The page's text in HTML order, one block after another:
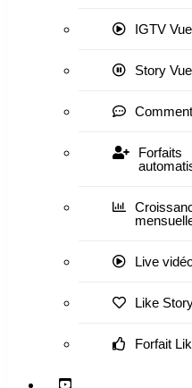
IGTV
Story
Forfaits
Live
Like
Forfait